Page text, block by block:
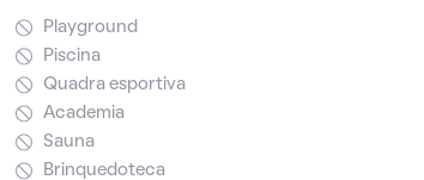
Playground
Piscina
Quadra esportiva
Academia
Sauna
Brinquedoteca